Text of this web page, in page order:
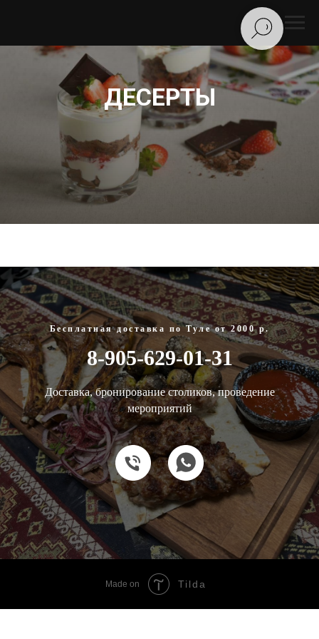
ДЕСЕРТЫ
Бесплатная доставка по Туле от 2000 р.
8-905-629-01-31
Доставка, бронирование столиков, проведение
мероприятий
Made on Tilda